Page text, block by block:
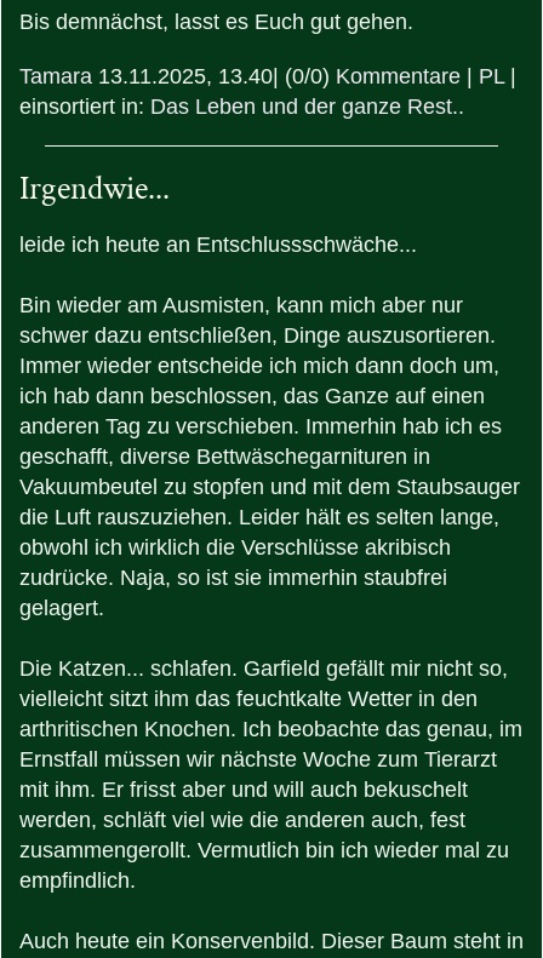
Bis demnächst, lasst es Euch gut gehen.
Tamara 13.11.2025, 13.40 (0/0) Kommentare PL|
einsortiert in: Das Leben und der ganze Rest..
Irgendwie...
leide ich heute an Entschlussschwäche...
Bin wieder am Ausmisten, kann mich aber nur
schwer dazu entschließen, Dinge auszusortieren.
Immer wieder entscheide ich mich dann doch um,
ich hab dann beschlossen, das Ganze auf einen
anderen Tag zu verschieben. Immerhin hab ich es
geschafft, diverse Bettwäschegarnituren in
Vakuumbeutel zu stopfen und mit dem Staubsauger
die Luft rauszuziehen. Leider hält es selten lange,
obwohl ich wirklich die Verschlüsse akribisch
zudrücke. Naja, so ist sie immerhin staubfrei
gelagert.
Die Katzen... schlafen. Garfield gefällt mir nicht so,
vielleicht sitzt ihm das feuchtkalte Wetter in den
arthritischen Knochen. Ich beobachte das genau, im
Ernstfall müssen wir nächste Woche zum Tierarzt
mit ihm. Er frisst aber und will auch bekuschelt
werden, schläft viel wie die anderen auch, fest
zusammengerollt. Vermutlich bin ich wieder mal zu
empfindlich.
Auch heute ein Konservenbild. Dieser Baum steht in